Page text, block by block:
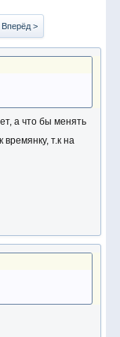
Вперёд >
а что бы менять
времянку, т.к на